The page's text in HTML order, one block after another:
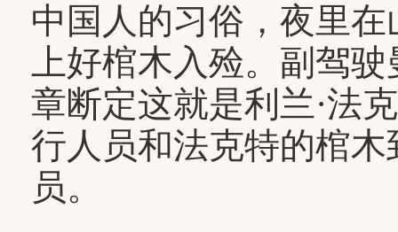
中国人的习俗，夜里
上好棺木入殓。副驾
章断定这就是利兰·法
行人员和法克特的棺
员。